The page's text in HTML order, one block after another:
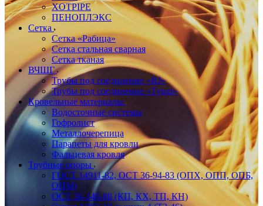
XOTPIPE
ПЕНОПЛЭКС
Сетка
Сетка «Рабица»
Сетка стальная сварная
Сетка тканая
ВЧШГ
Трубы под соединение «RJ»
Трубы под соединение «Tyton»
Кровельные материалы
Водосточные системы
Гофролист
Металлочерепица
Парапеты для кровли
Фальцевая кровля
Трубные опоры
ГОСТ 14911-82, ОСТ 36-94-83 (ОПХ, ОПП, ОПБ,
ОПМ)
ОСТ 36-146-88 (КП, КХ, ТП, КН)